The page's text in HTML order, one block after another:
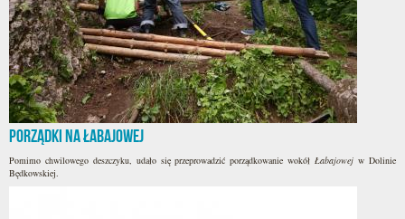
Porządki na Łabajowej
Pomimo chwilowego deszczyku, udało się przeprowadzić porządkowanie wokółŁabajowejw Dolinie
Będkowskiej.